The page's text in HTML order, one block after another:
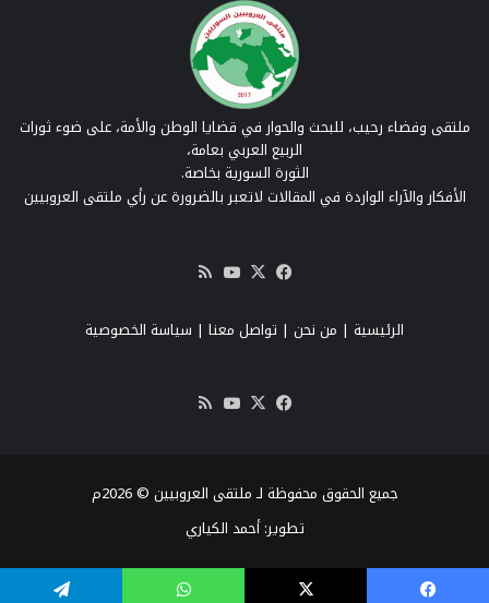
ملتقى وفضاء رحيب، للبحث والحوار في قضايا الوطن والأمة، على ضوء ثورات
الربيع العربي بعامة،
الثورة السورية بخاصة.
الأفكار والآراء الواردة في المقالات لاتعبر بالضرورة عن رأي ملتقى العروبيين
فيسبوك
‫X
‫YouTube
RSS
الرئيسية | من نحن | تواصل معنا | سياسة الخصوصية
فيسبوك
‫X
‫YouTube
جميع الحقوق محفوظة لـ ملتقى العروبيين © 2026م
تطوير:أحمد الكياري